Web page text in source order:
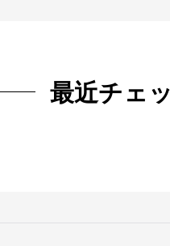
最近チェ